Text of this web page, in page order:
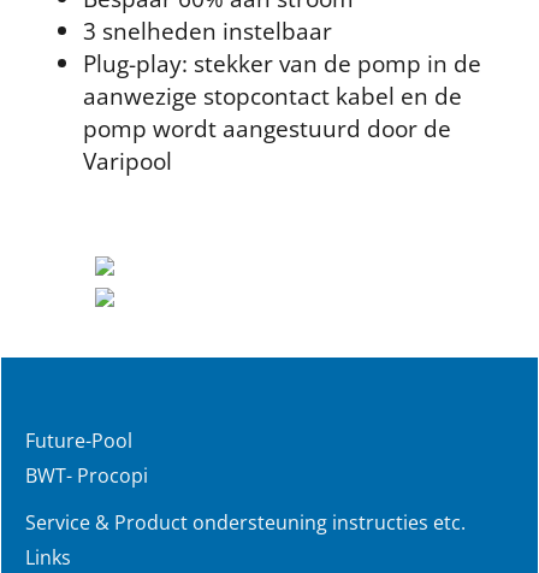
3 snelheden instelbaar
Plug-play: stekker van de pomp in de
aanwezige stopcontact kabel en de
pomp wordt aangestuurd door de
Varipool
Future-Pool
BWT- Procopi
Service & Product ondersteuning instructies etc.
Links